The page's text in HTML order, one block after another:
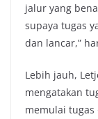
jalur yang
supaya tugas
dan lancar,”
Lebih jauh,
mengatakan
memulai